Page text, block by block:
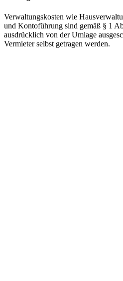
Verwaltungskosten wie
und Kontoführung sind gemäß § 1
ausdrücklich von der Umlage
Vermieter selbst getragen werden.